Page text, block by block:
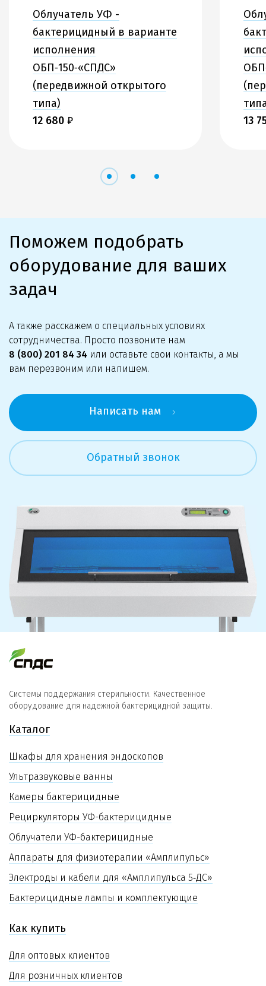
Облучатель УФ -
бактерицидный в варианте
исполнения
ОБП‑150‑«СПДС»
(передвижной открытого
типа)
12 680 ₽
13
Поможем подобрать
оборудование для ваших
задач
А также расскажем о специальных условиях
сотрудничества. Просто позвоните нам
8 (800) 201 84 34 или оставьте свои контакты, а мы
вам перезвоним или напишем.
Написать нам
Обратный звонок
Системы поддержания стерильности. Качественное
оборудование для надежной бактерицидной защиты.
Каталог
Шкафы для хранения эндоскопов
Ультразвуковые ванны
Камеры бактерицидные
Рециркуляторы УФ-бактерицидные
Облучатели УФ-бактерицидные
Аппараты для физиотерапии «Амплипульс»
Электроды и кабели для «Амплипульса 5‑ДС»
Бактерицидные лампы и комплектующие
Как купить
Для оптовых клиентов
Для розничных клиентов